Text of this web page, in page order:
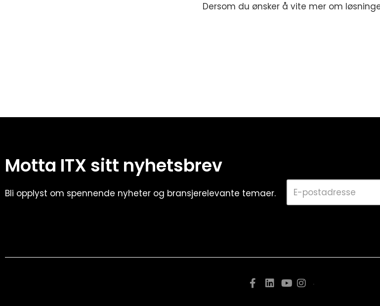
Dersom du ønsker å vite mer om
Motta ITX sitt nyhetsbrev
Bli opplyst om spennende nyheter og bransjerelevante temaer.
.